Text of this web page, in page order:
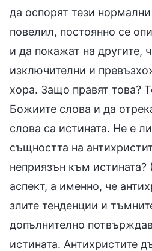
да оспорят тези
повелил, постоянно се
и да покажат на другите,
изключителни и
хора. Защо правят това?
Божиите слова и да
слова са истината. Не е
същността на
неприязън към
аспект, а именно, че
злите тенденции и
допълнително
истината. Антихристите